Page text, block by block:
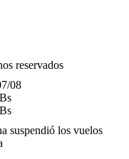
reservados
08
suspendió los vuelos